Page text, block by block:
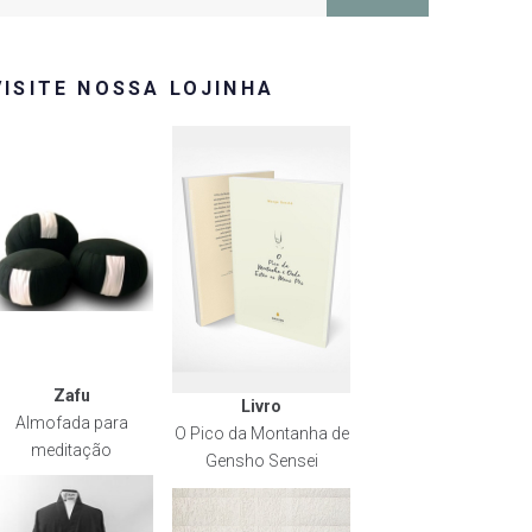
NOSSA LOJINHA
Zafu
Almofada para
meditação
Livro
O Pico da Montanha de
Gensho Sensei